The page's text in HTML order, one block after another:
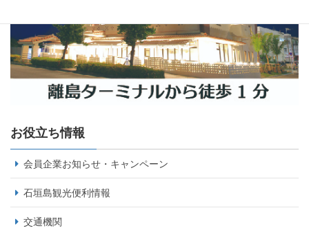
お役立ち情報
会員企業お知らせ・キャンペーン
石垣島観光便利情報
交通機関